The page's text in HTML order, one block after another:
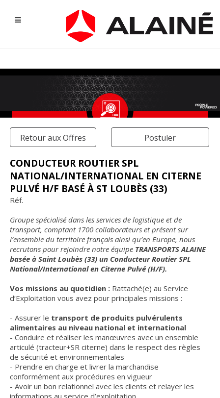
NOS OFFRES D'EMPLOI
Retour aux Offres Postuler
CONDUCTEUR ROUTIER SPL
NATIONAL/INTERNATIONAL EN CITERNE
PULVÉ H/F BASÉ À ST LOUBÈS (33)
Réf.
Groupe spécialisé dans les services de logistique et de
transport, comptant 1700 collaborateurs et présent sur
l’ensemble du territoire français ainsi qu’en Europe, nous
recrutons pour rejoindre notre équipe TRANSPORTS ALAINE
basée à Saint Loubès (33) un Conducteur Routier SPL
National/International en Citerne Pulvé (H/F).
Vos missions au quotidien : Rattaché(e) au Service
d’Exploitation vous avez pour principales missions :
- Assurer le transport de produits pulvérulents
alimentaires au niveau national et international
- Conduire et réaliser les manœuvres avec un ensemble
articulé (tracteur+SR citerne) dans le respect des règles
de sécurité et environnementales
- Prendre en charge et livrer la marchandise
conformément aux procédures en vigueur
- Avoir un bon relationnel avec les clients et relayer les
informations au service d’exploitation